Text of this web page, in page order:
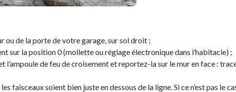
ou de la porte de votre garage, sur sol droit ;
sur la position 0 (mollette ou réglage électronique dans l’habitacle) ;
l’ampoule de feu de croisement et reportez-la sur le mur en face :
faisceaux soient bien juste en dessous de la ligne. Si ce n’est pas le